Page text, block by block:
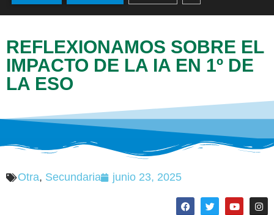
REFLEXIONAMOS SOBRE EL
IMPACTO DE LA IA EN 1º DE
LA ESO
Otra, Secundaria junio 23, 2025